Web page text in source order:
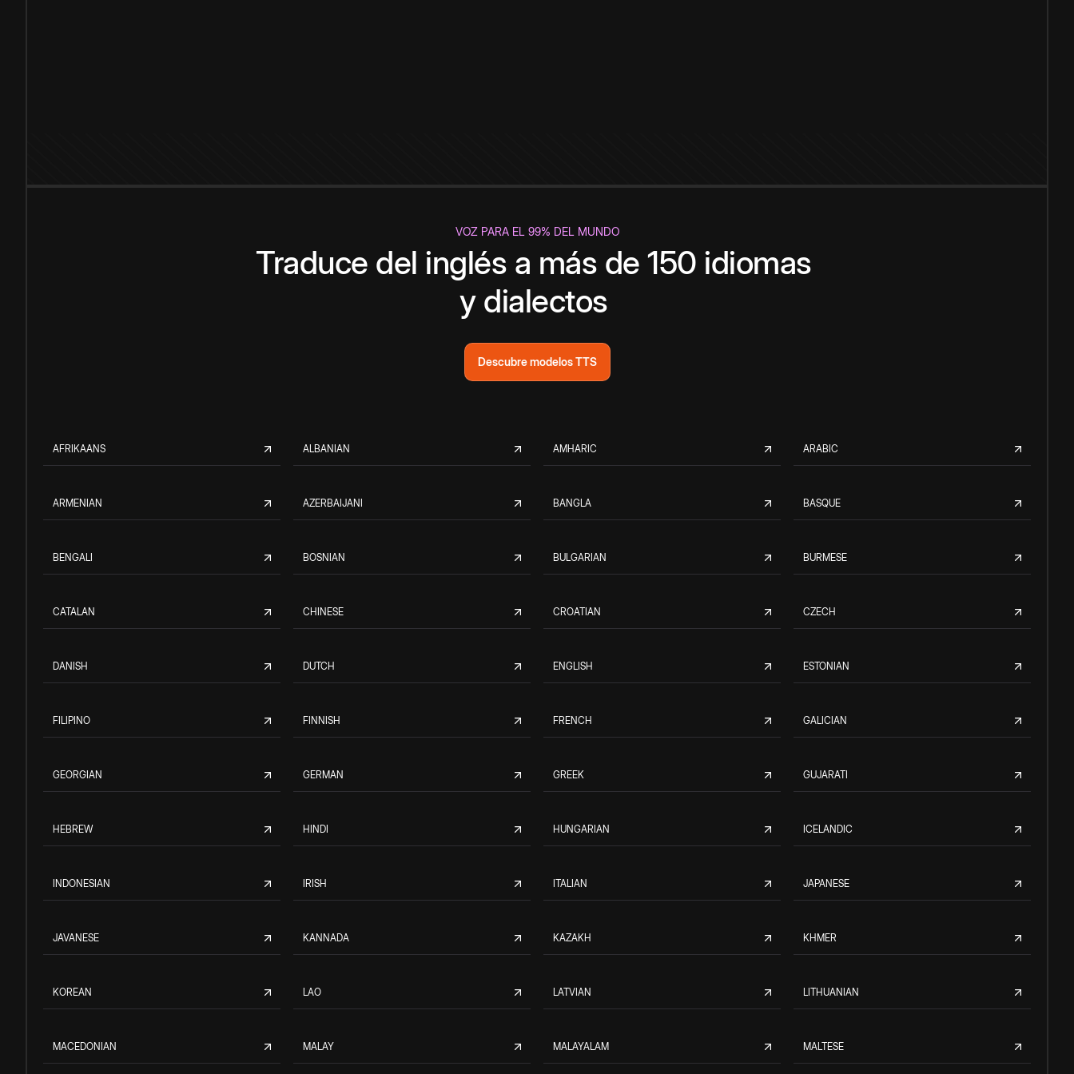
VOZ PARA EL 99% DEL MUNDO
Traduce del inglés a más de 150 idiomas
y dialectos
Descubre modelos TTS
AFRIKAANS ALBANIAN AMHARIC ARABIC
ARMENIAN AZERBAIJANI BANGLA BASQUE
BENGALI BOSNIAN BULGARIAN BURMESE
CATALAN CHINESE CROATIAN CZECH
DANISH DUTCH ENGLISH ESTONIAN
FILIPINO FINNISH FRENCH GALICIAN
GEORGIAN GERMAN GREEK GUJARATI
HEBREW HINDI HUNGARIAN ICELANDIC
INDONESIAN IRISH ITALIAN JAPANESE
JAVANESE KANNADA KAZAKH KHMER
KOREAN LAO LATVIAN LITHUANIAN
MACEDONIAN MALAY MALAYALAM MALTESE